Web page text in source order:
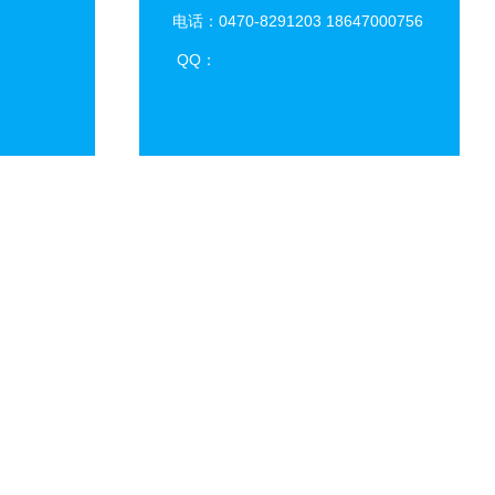
电话：0470-8291203 18647000756
QQ：